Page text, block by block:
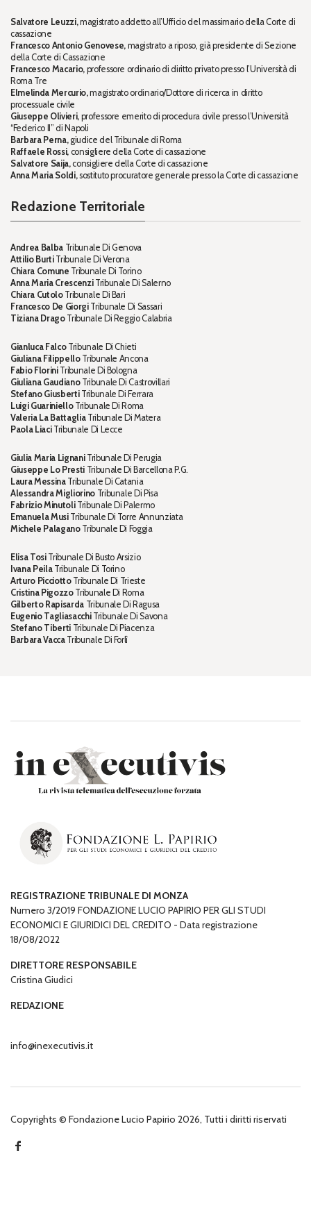
Salvatore Leuzzi,magistrato addetto all’Ufficio del massimario della Corte di
cassazione
Francesco Antonio Genovese, magistrato a riposo, già presidente di Sezione
della Corte di Cassazione
Francesco Macario,professore ordinario di diritto privato presso l’Università di
Roma Tre
Elmelinda Mercurio,magistrato ordinario/Dottore di ricerca in diritto
processuale civile
Giuseppe Olivieri,professore emerito di procedura civile presso l’Università
“Federico II” di Napoli
Barbara Perna,giudice del Tribunale di Roma
Raffaele Rossi, consigliere della Corte di cassazione
Salvatore Saija,consigliere della Corte di cassazione
Anna Maria Soldi,sostituto procuratore generale presso la Corte di cassazione
Redazione Territoriale
Andrea BalbaTribunale Di Genova
Attilio BurtiTribunale Di Verona
Chiara Comune Tribunale Di Torino
Anna Maria CrescenziTribunale Di Salerno
Chiara CutoloTribunale Di Bari
Francesco De GiorgiTribunale Di Sassari
Tiziana DragoTribunale Di Reggio Calabria
Gianluca FalcoTribunale Di Chieti
Giuliana FilippelloTribunale Ancona
Fabio FloriniTribunale Di Bologna
Giuliana GaudianoTribunale Di Castrovillari
Stefano GiusbertiTribunale Di Ferrara
Luigi GuarinielloTribunale Di Roma
Valeria La BattagliaTribunale Di Matera
Paola LiaciTribunale Di Lecce
Giulia Maria LignaniTribunale Di Perugia
Giuseppe Lo PrestiTribunale Di Barcellona P.G.
Laura MessinaTribunale Di Catania
Alessandra MigliorinoTribunale Di Pisa
Fabrizio MinutoliTribunale Di Palermo
Emanuela MusiTribunale Di Torre Annunziata
Michele PalaganoTribunale Di Foggia
Elisa TosiTribunale Di Busto Arsizio
Ivana PeilaTribunale Di Torino
Arturo PicciottoTribunale Di Trieste
Cristina PigozzoTribunale Di Roma
Gilberto RapisardaTribunale Di Ragusa
Eugenio TagliasacchiTribunale Di Savona
Stefano TibertiTribunale Di Piacenza
Barbara VaccaTribunale Di Forlì
REGISTRAZIONE TRIBUNALE DI MONZA
Numero 3/2019 FONDAZIONE LUCIO PAPIRIO PER GLI STUDI
ECONOMICI E GIURIDICI DEL CREDITO - Data registrazione
18/08/2022
DIRETTORE RESPONSABILE
Cristina Giudici
REDAZIONE
info@inexecutivis.it
Copyrights © Fondazione Lucio Papirio 2026, Tutti i diritti riservati